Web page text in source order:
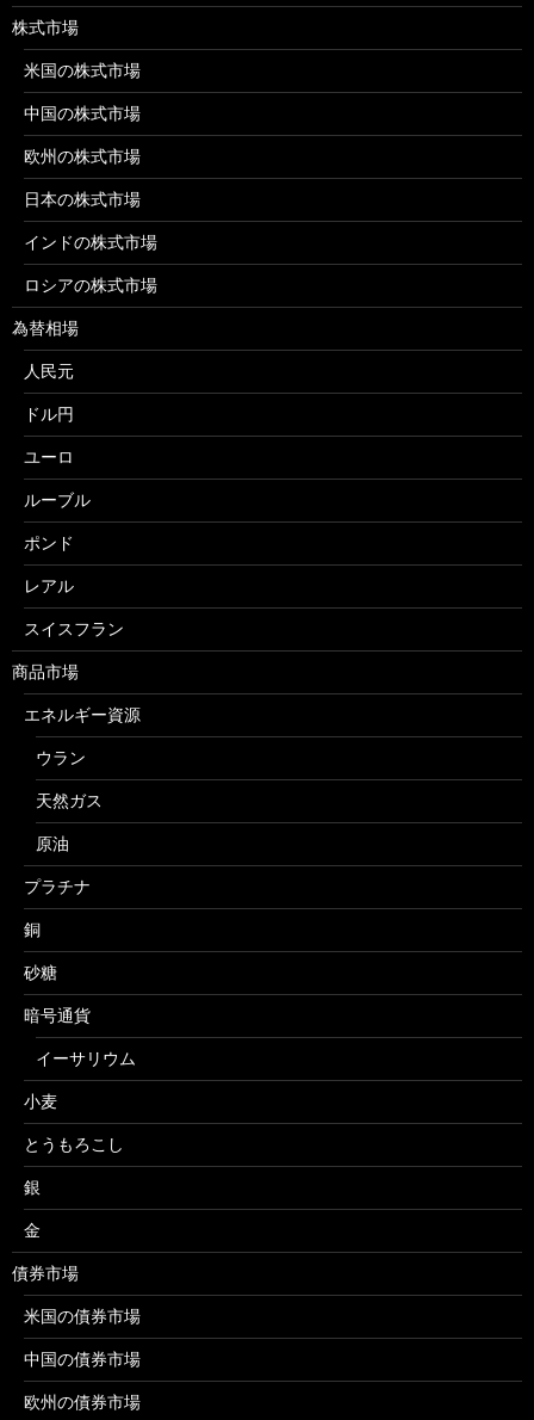
株式市場
米国の株式市場
中国の株式市場
欧州の株式市場
日本の株式市場
インドの株式市場
ロシアの株式市場
為替相場
人民元
ドル円
ユーロ
ルーブル
ポンド
レアル
スイスフラン
商品市場
エネルギー資源
ウラン
天然ガス
原油
プラチナ
銅
砂糖
暗号通貨
イーサリウム
小麦
とうもろこし
銀
金
債券市場
米国の債券市場
中国の債券市場
欧州の債券市場